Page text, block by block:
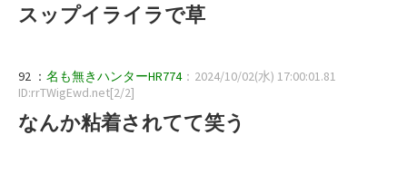
スップイライラで草
92 ： 名も無きハンターHR774：2024/10/02(水) 17:00:01.81
ID:rrTWigEwd.net[2/2]
なんか粘着されてて笑う